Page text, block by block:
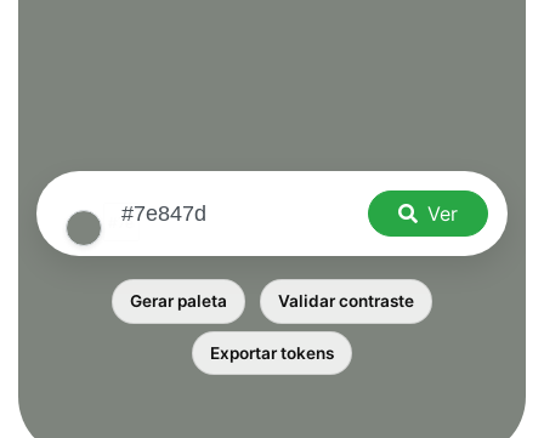
Ver
Gerar paleta Validar contraste
Exportar tokens